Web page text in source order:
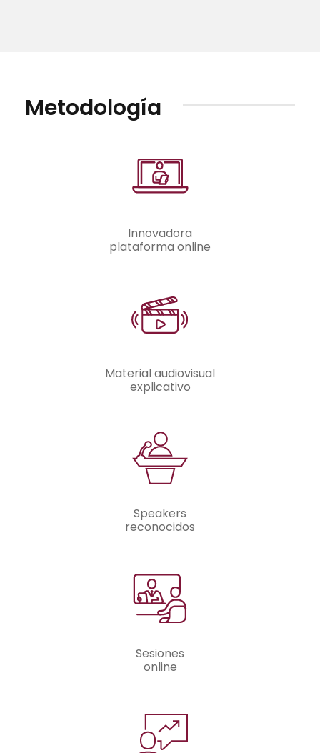
Metodología
Innovadora
plataforma online
Material audiovisual
explicativo
Speakers
reconocidos
Sesiones
online